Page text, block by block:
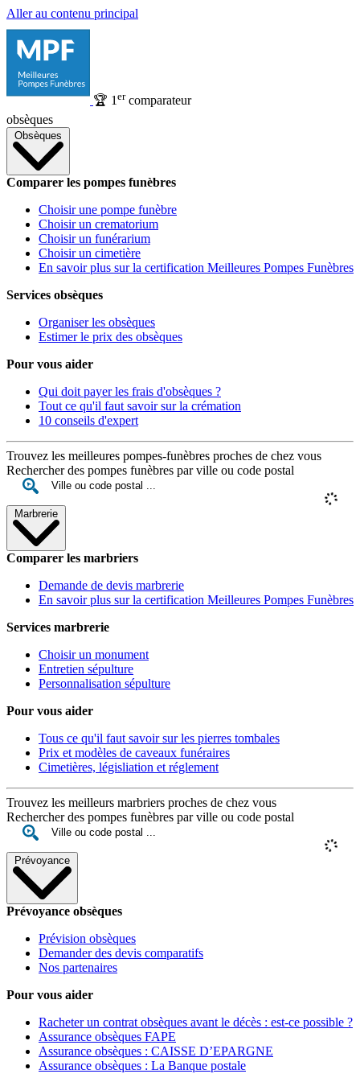
Aller au contenu principal
🏆 1 ercomparateur
obsèques
Obsèques
Comparer les pompes funèbres
Choisir une pompe funèbre
Choisir un crematorium
Choisir un funérarium
Choisir un cimetière
En savoir plus sur la certification Meilleures Pompes Funèbres
Services obsèques
Organiser les obsèques
Estimer le prix des obsèques
Pour vous aider
Qui doit payer les frais d'obsèques ?
Tout ce qu'il faut savoir sur la crémation
10 conseils d'expert
Trouvez les meilleures pompes-funèbres proches de chez vous
Rechercher des pompes funèbres par ville ou code postal
Marbrerie
Comparer les marbriers
Demande de devis marbrerie
En savoir plus sur la certification Meilleures Pompes Funèbres
Services marbrerie
Choisir un monument
Entretien sépulture
Personnalisation sépulture
Pour vous aider
Tous ce qu'il faut savoir sur les pierres tombales
Prix et modèles de caveaux funéraires
Cimetières, législiation et réglement
Trouvez les meilleurs marbriers proches de chez vous
Rechercher des pompes funèbres par ville ou code postal
Prévoyance
Prévoyance obsèques
Prévision obsèques
Demander des devis comparatifs
Nos partenaires
Pour vous aider
Racheter un contrat obsèques avant le décès : est-ce possible ?
Assurance obsèques FAPE
Assurance obsèques : CAISSE D’EPARGNE
Assurance obsèques : La Banque postale